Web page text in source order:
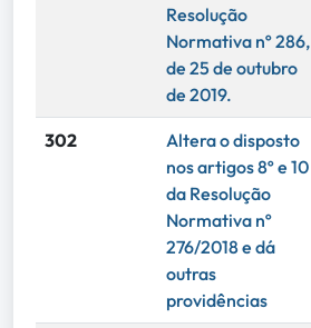
Resolução
Normativa nº 286,
de 25 de outubro
de 2019.
302
Altera o disposto
nos artigos 8º e 10
da Resolução
Normativa nº
276/2018 e dá
outras
providências